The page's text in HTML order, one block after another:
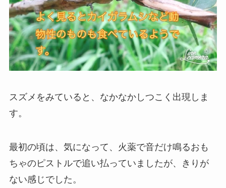
スズメをみていると、なかなかしつこく出現しま
す。
最初の頃は、気になって、火薬で音だけ鳴るおも
ちゃのピストルで追い払っていましたが、きりが
ない感じでした。